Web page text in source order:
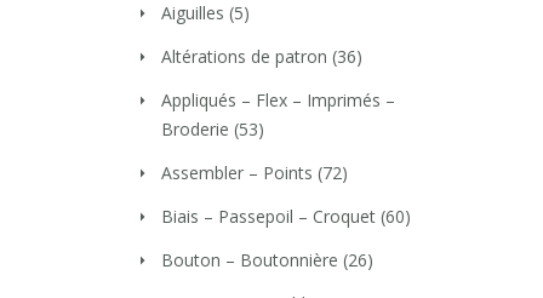
Aiguilles (5)
Altérations de patron (36)
Appliqués – Flex – Imprimés –
Broderie (53)
Assembler – Points (72)
Biais – Passepoil – Croquet (60)
Bouton – Boutonnière (26)